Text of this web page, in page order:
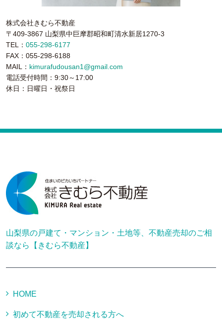
株式会社きむら不動産
〒409-3867 山梨県中巨摩郡昭和町清水新居1270-3
TEL： 055-298-6177
FAX：055-298-6188
MAIL： kimurafudousan1@gmail.com
電話受付時間：9:30～17:00
休日：日曜日・祝祭日
山梨県の戸建て・マンション・土地等、不動産売却のご相
談なら【きむら不動産】
HOME
初めて不動産を売却される方へ